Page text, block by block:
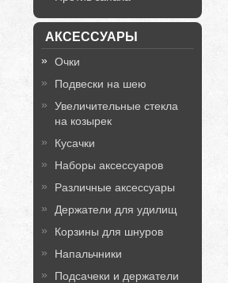
АКСЕССУАРЫ
Очки
Подвески на шею
Увеличительные стекла
на козырек
Кусачки
Наборы аксессуаров
Различные аксессуары
Держатели для удилищ
Корзины для шнуров
Напальчники
Подсачеки и держатели